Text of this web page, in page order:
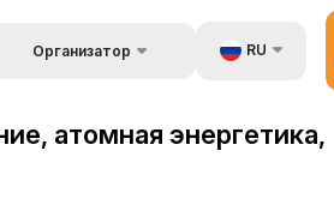
и
Организатор
Kонтакты
RU
EN
атомная энергетика,